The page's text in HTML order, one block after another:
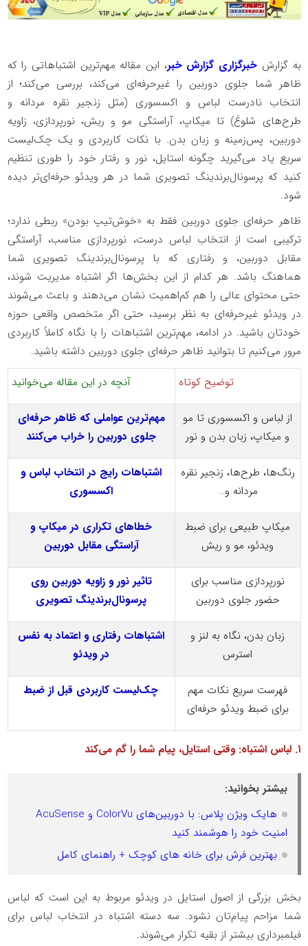
به گزارش خبرگزاری گزارش خبر، این مقاله مهم‌ترین اشتباهاتی را که
ظاهر شما جلوی دوربین را غیرحرفه‌ای می‌کند، بررسی می‌کند؛ از
انتخاب نادرست لباس و اکسسوری (مثل زنجیر نقره مردانه و
طرح‌های شلوغ) تا میکاپ، آراستگی مو و ریش، نورپردازی، زاویه
دوربین، پس‌زمینه و زبان بدن. با نکات کاربردی و یک چک‌لیست
سریع یاد می‌گیرید چگونه استایل، نور و رفتار خود را طوری تنظیم
کنید که پرسونال‌برندینگ تصویری شما در هر ویدئو حرفه‌ای‌تر دیده
شود.
ظاهر حرفه‌ای جلوی دوربین فقط به «خوش‌تیپ بودن» ربطی ندارد؛
ترکیبی است از انتخاب لباس درست، نورپردازی مناسب، آراستگی
مقابل دوربین، و رفتاری که با پرسونال‌برندینگ تصویری شما
هماهنگ باشد. هر کدام از این بخش‌ها اگر اشتباه مدیریت شوند،
حتی محتوای عالی را هم کم‌اهمیت نشان می‌دهند و باعث می‌شوند
در ویدئو غیرحرفه‌ای به نظر برسید، حتی اگر متخصص واقعی حوزه
خودتان باشید. در ادامه، مهم‌ترین اشتباهات را با نگاه کاملاً کاربردی
مرور می‌کنیم تا بتوانید ظاهر حرفه‌ای جلوی دوربین داشته باشید.
آنچه در این مقاله می‌خوانید
توضیح کوتاه
مهم‌ترین عواملی که ظاهر حرفه‌ای
جلوی دوربین را خراب می‌کنند
از لباس و اکسسوری تا مو
و میکاپ، زبان بدن و نور
اشتباهات رایج در انتخاب لباس و
اکسسوری
رنگ‌ها، طرح‌ها، زنجیر نقره
مردانه و…
خطاهای تکراری در میکاپ و
آراستگی مقابل دوربین
میکاپ طبیعی برای ضبط
ویدئو، مو و ریش
تاثیر نور و زاویه دوربین روی
پرسونال‌برندینگ تصویری
نورپردازی مناسب برای
حضور جلوی دوربین
اشتباهات رفتاری و اعتماد به نفس
در ویدئو
زبان بدن، نگاه به لنز و
استرس
چک‌لیست کاربردی قبل از ضبط
فهرست سریع نکات مهم
برای ضبط ویدئو حرفه‌ای
۱. لباس اشتباه: وقتی استایل، پیام شما را گم می‌کند
بیشتر بخوانید:
هایک ویژن پلاس: با دوربین‌های ColorVu و AcuSense
امنیت خود را هوشمند کنید
بهترین فرش برای خانه های کوچک + راهنمای کامل
بخش بزرگی از اصول استایل در ویدئو مربوط به این است که لباس
شما مزاحم پیام‌تان نشود. سه دسته اشتباه در انتخاب لباس برای
فیلمبرداری بیشتر از بقیه تکرار می‌شوند.